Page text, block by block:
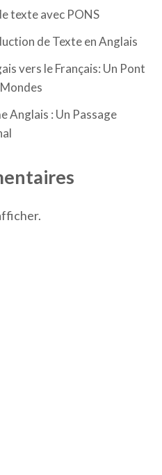
texte avec PONS
de Texte en Anglais
vers le Français: Un Pont
Anglais : Un Passage